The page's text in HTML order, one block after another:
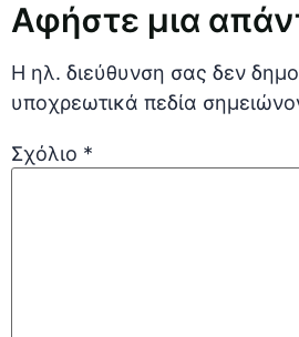
Αφήστε μια
Η ηλ. διεύθυνση σας δεν
υποχρεωτικά πεδία
Σχόλιο *